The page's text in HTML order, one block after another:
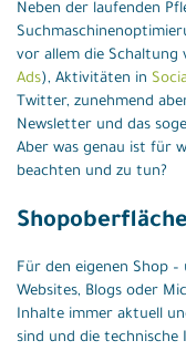
Neben der laufenden
vor allem die Schaltung
Ads), Aktivitäten in
Twitter, zunehmend
Newsletter und das
Aber was genau ist für
beachten und zu tun?
Für den eigenen Shop
Websites, Blogs oder
Inhalte immer aktuell
sind und die